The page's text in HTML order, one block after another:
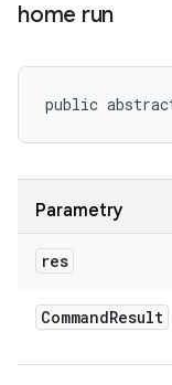
home run
public
Parametry
res
CommandResult